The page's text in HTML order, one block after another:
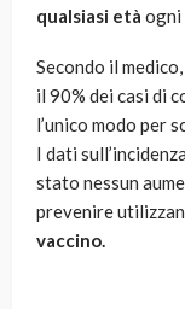
qualsiasi età ogni
Secondo il
il 90% dei casi di
l’unico modo per
I dati
stato nessun
prevenire
vaccino.